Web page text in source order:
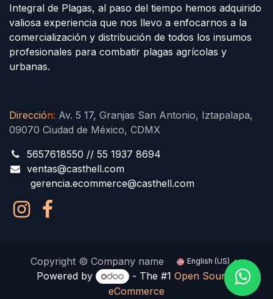
Integral de Plagas, al paso del tiempo hemos adquirido
valiosa experiencia que nos llevo a enfocarnos a la
comercialización y distribución de todos los insumos
profesionales para combatir plagas agrícolas y
urbanas.
Dirección: Av. 5 17, Granjas San Antonio, Iztapalapa,
09070 Ciudad de México, CDMX
5657618550 // 55 1937 8694
ventas@casthell.com
gerencia.ecommerce@casthell.com
Copyright © Company name English (US)
Powered by - The #1 Open Source
eCommerce